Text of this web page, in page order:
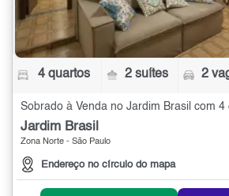
4 quartos 2 suítes 2
Sobrado à Venda no Jardim Brasil com 4
Jardim Brasil
Zona Norte - São Paulo
Endereço no círculo do mapa